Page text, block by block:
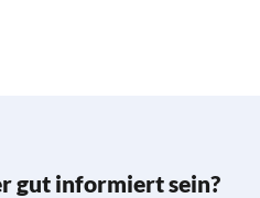
gut informiert sein?